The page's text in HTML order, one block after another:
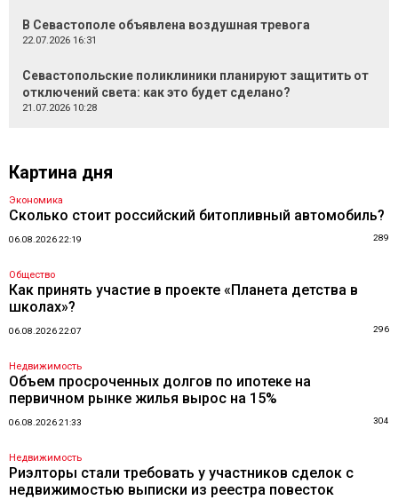
В Севастополе объявлена воздушная тревога
22.07.2026 16:31
Севастопольские поликлиники планируют защитить от
отключений света: как это будет сделано?
21.07.2026 10:28
Картина дня
Экономика
Сколько стоит российский битопливный автомобиль?
06.08.2026 22:19 289
Общество
Как принять участие в проекте «Планета детства в
школах»?
06.08.2026 22:07 296
Недвижимость
Объем просроченных долгов по ипотеке на
первичном рынке жилья вырос на 15%
06.08.2026 21:33 304
Недвижимость
Риэлторы стали требовать у участников сделок с
недвижимостью выписки из реестра повесток